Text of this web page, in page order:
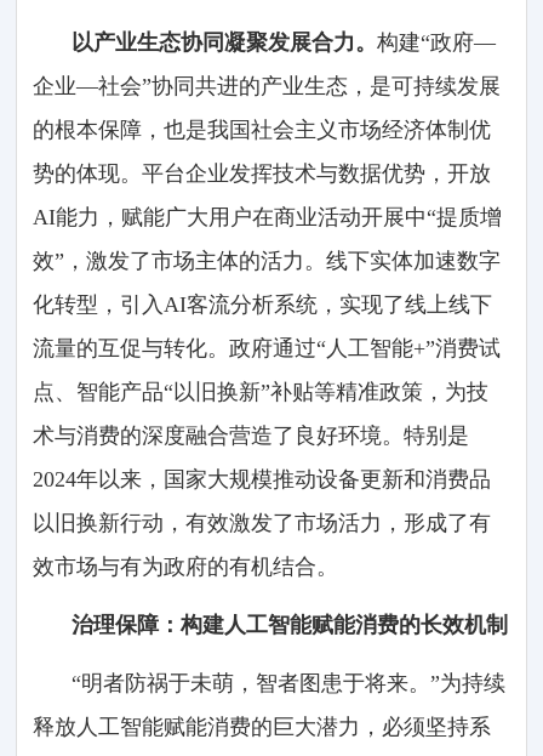
以产业生态协同凝聚发展合力。构建“政府—
企业—社会”协同共进的产业生态，是可持续发展
的根本保障，也是我国社会主义市场经济体制优
势的体现。平台企业发挥技术与数据优势，开放
AI能力，赋能广大用户在商业活动开展中“提质增
效”，激发了市场主体的活力。线下实体加速数字
化转型，引入AI客流分析系统，实现了线上线下
流量的互促与转化。政府通过“人工智能+”消费试
点、智能产品“以旧换新”补贴等精准政策，为技
术与消费的深度融合营造了良好环境。特别是
2024年以来，国家大规模推动设备更新和消费品
以旧换新行动，有效激发了市场活力，形成了有
效市场与有为政府的有机结合。
治理保障：构建人工智能赋能消费的长效机制
“明者防祸于未萌，智者图患于将来。”为持续
释放人工智能赋能消费的巨大潜力，必须坚持系